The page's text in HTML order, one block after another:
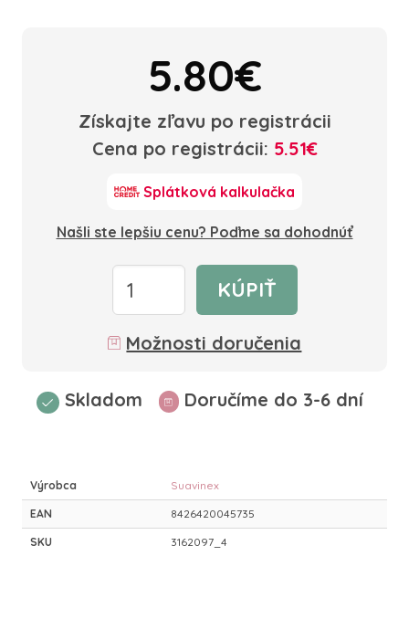
5.80€
Získajte zľavu po registrácii
Cena po registrácii: 5.51€
Splátková kalkulačka
Našli ste lepšiu cenu? Poďme sa dohodnúť
KÚPIŤ
Možnosti doručenia
Skladom Doručíme do 3-6 dní
Výrobca Suavinex
EAN 8426420045735
SKU 3162097_4